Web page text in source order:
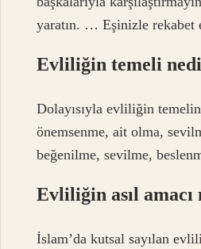
yaratın. … Eşinizle rekabet
Evliliğin temeli
Dolayısıyla evliliğin
önemsenme, ait olma,
beğenilme, sevilme,
Evliliğin asıl amacı
İslam’da kutsal sayılan